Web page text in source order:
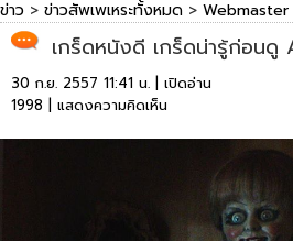
ข่าว > ข่าวสัพเพเหระทั้งหมด > Webmaster
เกร็ดหนังดี เกร็ดน่ารู้ก่อน
30 ก.ย. 2557 11:41 น. | เปิดอ่าน
1998 | แสดงความคิดเห็น